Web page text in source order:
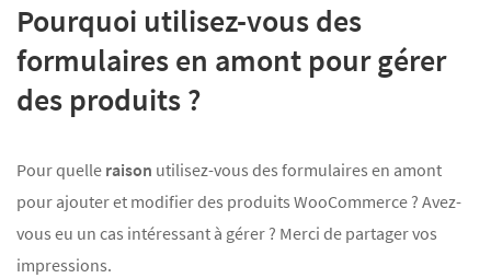
Pourquoi utilisez-vous des
formulaires en amont pour gérer
des produits ?
Pour quelle raison utilisez-vous des formulaires en amont
pour ajouter et modifier des produits WooCommerce ? Avez-
vous eu un cas intéressant à gérer ? Merci de partager vos
impressions.